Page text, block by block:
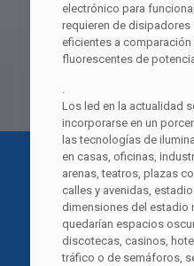
electrónico para
requieren de disipadores
eficientes a
fluorescentes de
.
Los led en la actualidad
incorporarse en un
las tecnologías de
en casas, oficinas,
arenas, teatros, plazas
calles y avenidas,
dimensiones del estadio
quedarían espacios
discotecas, casinos,
tráfico o de semáforos,